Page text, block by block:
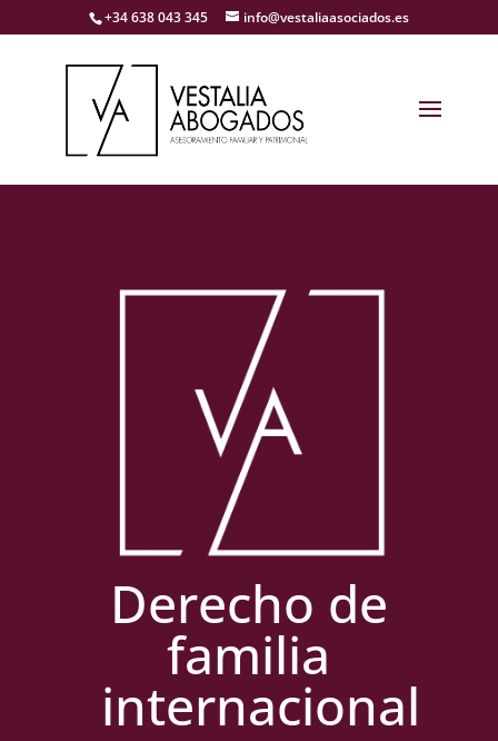
+34 638 043 345 info@vestaliaasociados.es
Derecho de
familia
internacional